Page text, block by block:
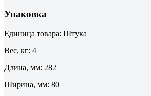
Упаковка
Единица товара: Штука
Вес, кг: 4
Длина, мм: 282
Ширина, мм: 80